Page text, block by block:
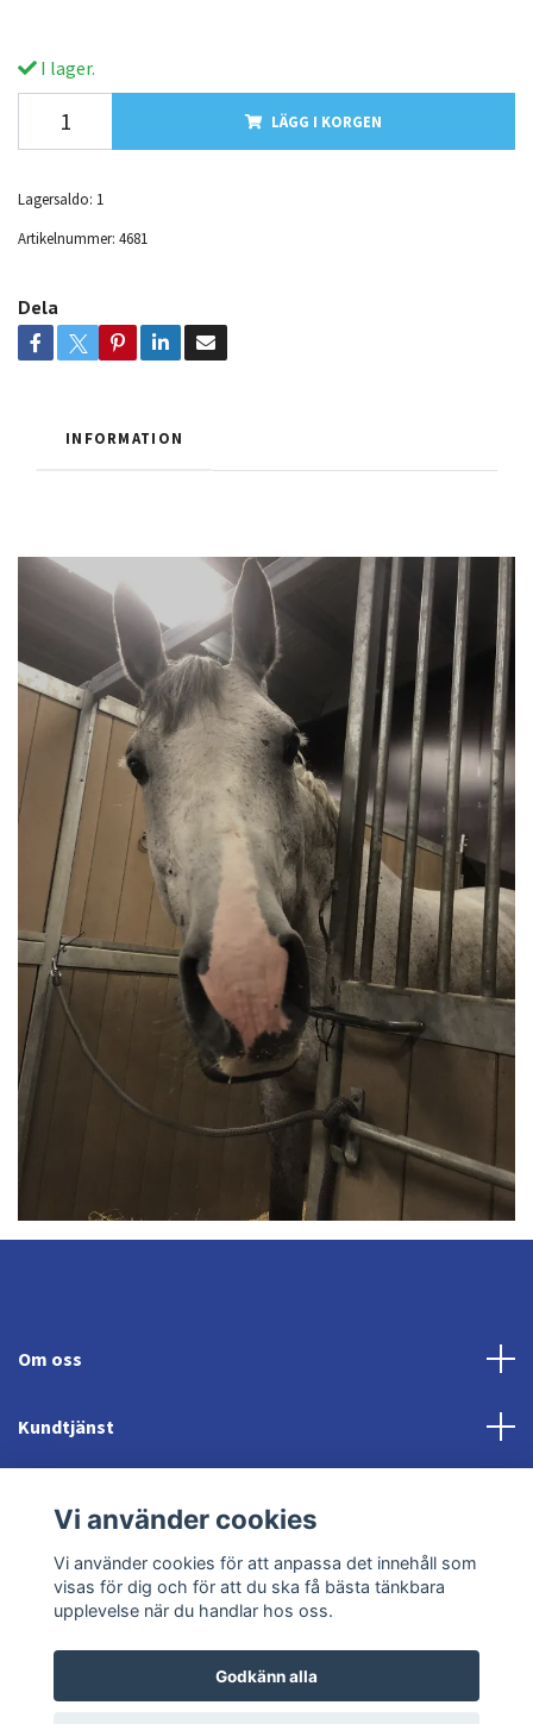
I lager.
LÄGG I KORGEN
Lagersaldo: 1
Artikelnummer: 4681
Dela
INFORMATION
Om oss
Kundtjänst
Sociala medier
Vi använder cookies
Vi använder cookies för att anpassa det innehåll som
visas för dig och för att du ska få bästa tänkbara
upplevelse när du handlar hos oss.
Godkänn alla